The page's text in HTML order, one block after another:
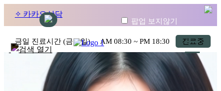
✧ 카카오상담
금일 진료시간 (금요일) AM 08:30 ~ PM 18:30 진료중
팝업 보지않기